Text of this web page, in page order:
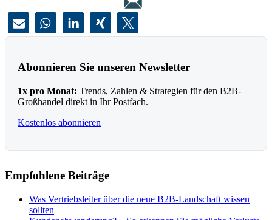
Abonnieren Sie unseren Newsletter
1x pro Monat: Trends, Zahlen & Strategien für den B2B-
Großhandel direkt in Ihr Postfach.
Kostenlos abonnieren
Empfohlene Beiträge
Was Vertriebsleiter über die neue B2B-Landschaft wissen
sollten